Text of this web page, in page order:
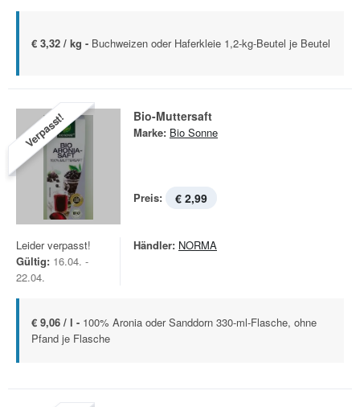
€ 3,32 / kg - Buchweizen oder Haferkleie 1,2-kg-Beutel je Beutel
Verpasst! Bio-Muttersaft
Marke: Bio Sonne
Preis: € 2,99
Leider verpasst!
Gültig: 16.04. -
22.04.
Händler: NORMA
€ 9,06 / l - 100% Aronia oder Sanddorn 330-ml-Flasche, ohne
Pfand je Flasche